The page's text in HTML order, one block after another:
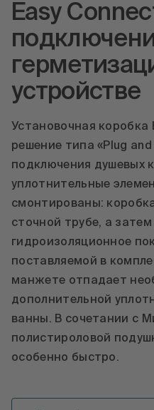
powered by
Easy
устройстве
Установочная коробка
решение типа «Plug
подключения душевых
уплотнительные
смонтированы:
сточной трубе, а
гидроизоляционное
поставляемой в
манжете отпадает
дополнительной
ванны. В сочетании с
полистироловой
особенно быстро.